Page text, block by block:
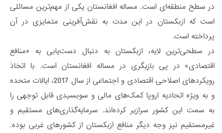
در سطح منطقه‌ای است. مساله افغانستان یکی از مهم‌ترین مسائلی
است که ازبکستان در این مدت به نقش‌آفرینی متمایزی در آن
پرداخته است.
در سطحی‌ترین لایه، ازبکستان به دنبال دست‌یابی به «منافع
اقتصادی» در پی بازیگری در مساله افغانستان است. با اتخاذ
رویکردهای اصلاحی اقتصادی و اجتماعی از سال 2017، ایالات متحده
و به ویژه اتحادیه اروپا کمک‌های مالی و سوبسیدی قابل توجهی را
به سمت این کشور سرازیر کرده‌اند. سرمایه‌گذاری‌های مستقیم و
غیرمستقیم نیز وجه دیگر منافع ازبکستان از کشورهای غربی بوده.